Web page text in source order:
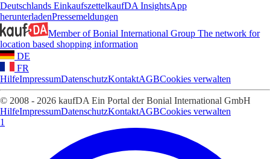
Deutschlands EinkaufszettelkaufDA InsightsApp
herunterladenPressemeldungen
Member of Bonial International Group The network for
location based shopping information
DE
FR
HilfeImpressumDatenschutzKontaktAGBCookies verwalten
© 2008 - 2026 kaufDA Ein Portal der Bonial International GmbH
HilfeImpressumDatenschutzKontaktAGBCookies verwalten
1